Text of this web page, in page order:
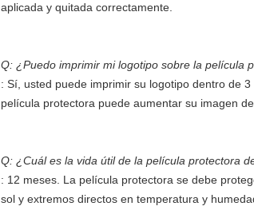
aplicada y quitada correctamente.
Q: ¿Puedo imprimir mi logotipo sobre la película
: Sí, usted puede imprimir su logotipo dentro de
película protectora puede aumentar su imagen
Q: ¿Cuál es la vida útil de la película protectora
: 12 meses. La película protectora se debe
sol y extremos directos en temperatura y